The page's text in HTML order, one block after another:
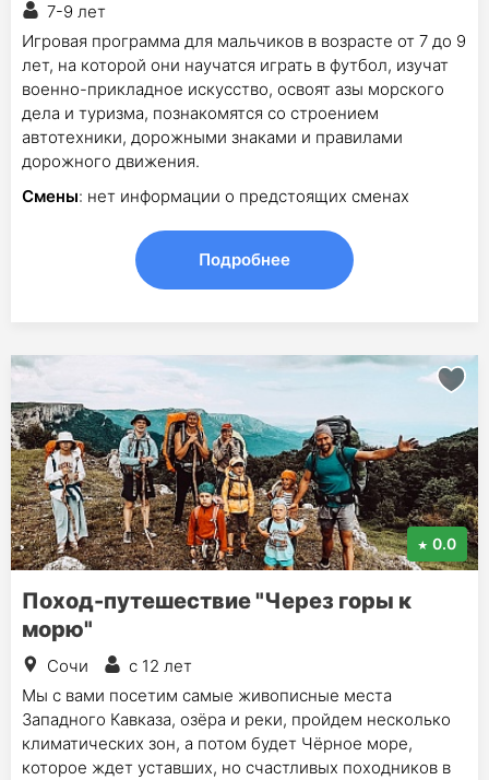
7-9 лет
Игровая программа для мальчиков в возрасте от 7 до 9
лет, на которой они научатся играть в футбол, изучат
военно-прикладное искусство, освоят азы морского
дела и туризма, познакомятся со строением
автотехники, дорожными знаками и правилами
дорожного движения.
Смены: нет информации о предстоящих сменах
Подробнее
0.0
Поход-путешествие "Через горы к
морю"
Сочи
с 12 лет
Мы с вами посетим самые живописные места
Западного Кавказа, озёра и реки, пройдем несколько
климатических зон, а потом будет Чёрное море,
которое ждет уставших, но счастливых походников в